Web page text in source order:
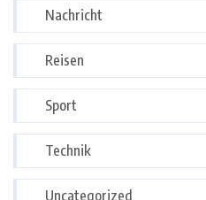
Nachricht
Reisen
Sport
Technik
Uncategorized